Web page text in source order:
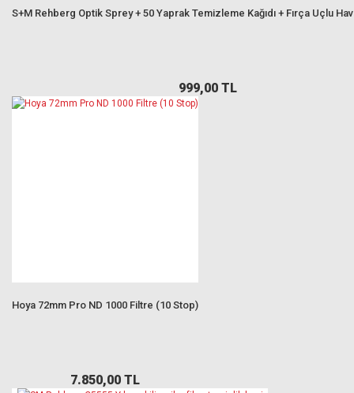
S+M Rehberg Optik Sprey + 50 Yaprak Temizleme Kağıdı + Fırça Uçlu
999,00 TL
Hoya 72mm Pro ND 1000 Filtre (10 Stop)
7.850,00 TL